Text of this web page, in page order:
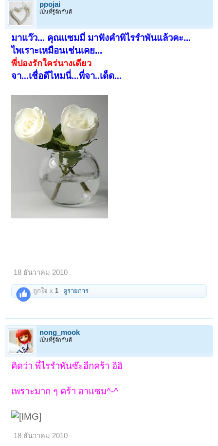
ppojai
เป็นที่รู้จักกันดี
มาแว๊ว... คุณแซมมี่ มาฟังคำพิไรรำพันแล้วคะ...
ไพเราะเหมือนเช่นเคย...
พี่ปองรักใคร่นางเดียว
จา...เชื่อดีไหมนี่...พี่จา..เด็ด...
18 ธันวาคม 2010
ถูกใจ x1 ดูรายการ
nong_mook
เป็นที่รู้จักกันดี
คิดว่า พี่ไรรำพันซ๊ะอีกคร้า อิอิ
เพราะมาก ๆ คร้า อาแซม^-^
18 ธันวาคม 2010